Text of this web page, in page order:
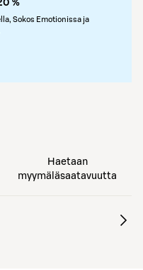
%
Sokos Emotionissa ja
Haetaan
myymäläsaatavuutta